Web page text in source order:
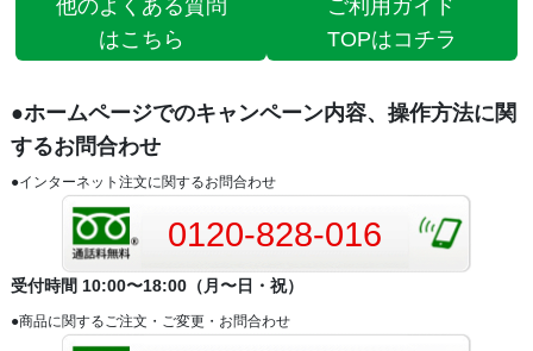
他のよくある質問
はこちら
ご利用ガイド
TOPはコチラ
●ホームページでのキャンペーン内容、操作方法に関
するお問合わせ
●インターネット注文に関するお問合わせ
0120-828-016
受付時間 10:00〜18:00（月〜日・祝）
●商品に関するご注文・ご変更・お問合わせ